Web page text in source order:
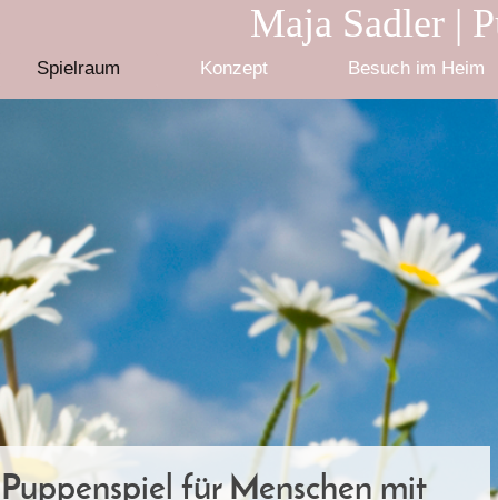
Maja Sadler |
Spielraum Konzept Besuch im Heim
Puppenspiel für Menschen mit